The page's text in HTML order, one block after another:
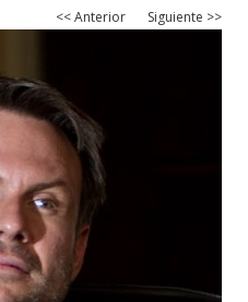
<< Anterior Siguiente >>